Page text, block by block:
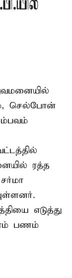
செல்போன்
ரத்த
எடுத்து
பணம்